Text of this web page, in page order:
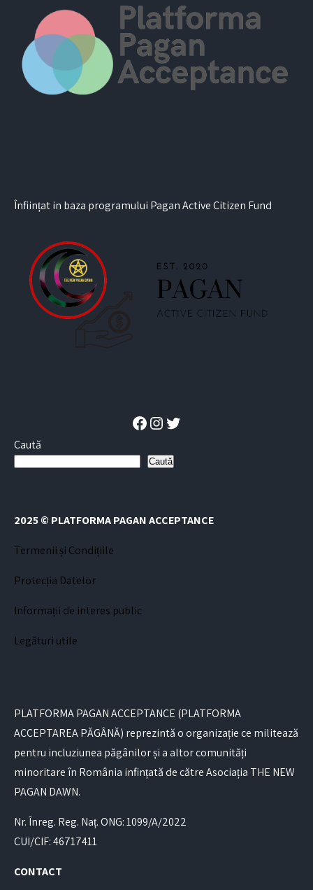
Înființat in baza programului Pagan Active Citizen Fund
Facebook
Instagram
Caută
Caută
2025 © PLATFORMA PAGAN ACCEPTANCE
Termenii și Condițiile
Protecția Datelor
Informații de interes public
Legături utile
PLATFORMA PAGAN ACCEPTANCE (PLATFORMA
ACCEPTAREA PĂGÂNĂ) reprezintă o organizație ce militează
pentru incluziunea păgânilor și a altor comunități
minoritare în România infințată de către Asociația THE NEW
PAGAN DAWN.
Nr. Înreg. Reg. Naț. ONG: 1099/A/2022
CUI/CIF: 46717411
CONTACT